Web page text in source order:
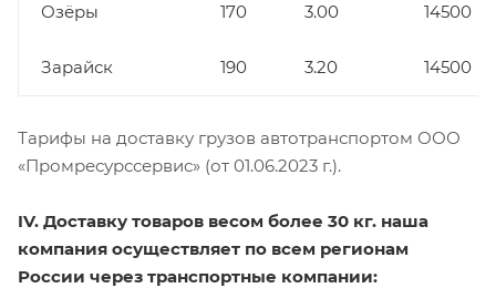
Озёры 170 3.00 14500
Зарайск 190 3.20 14500
Тарифы на доставку грузов автотранспортом ООО
«Промресурссервис» (от 01.06.2023 г.).
IV. Доставку товаров весом более 30 кг. наша
компания осуществляет по всем регионам
России через транспортные компании: